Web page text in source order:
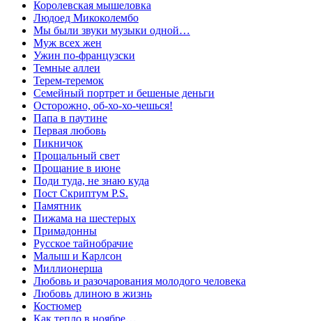
Королевская мышеловка
Людоед Микоколембо
Мы были звуки музыки одной…
Муж всех жен
Ужин по-французски
Темные аллеи
Терем-теремок
Семейный портрет и бешеные деньги
Осторожно, об-хо-хо-чешься!
Папа в паутине
Первая любовь
Пикничок
Прощальный свет
Прощание в июне
Поди туда, не знаю куда
Пост Скриптум P.S.
Памятник
Пижама на шестерых
Примадонны
Русское тайнобрачие
Малыш и Карлсон
Миллионерша
Любовь и разочарования молодого человека
Любовь длиною в жизнь
Костюмер
Как тепло в ноябре…